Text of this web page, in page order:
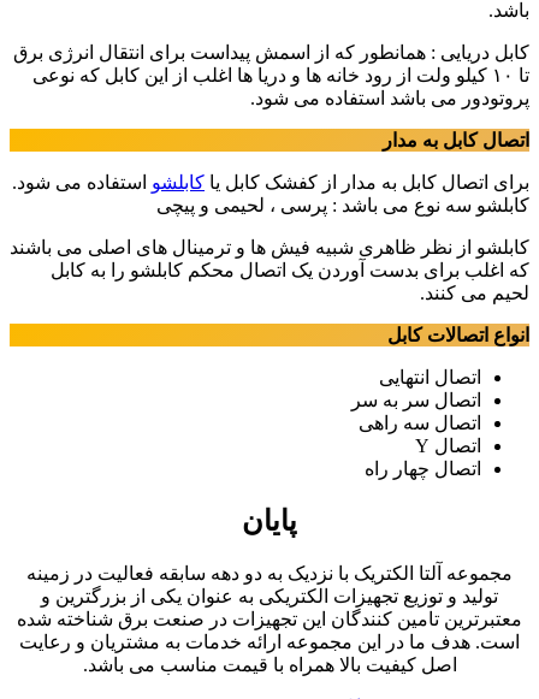
باشد.
کابل دریایی : همانطور که از اسمش پیداست برای انتقال انرژی برق
تا ۱۰ کیلو ولت از رود خانه ها و دریا ها اغلب از این کابل که نوعی
پروتودور می باشد استفاده می شود.
اتصال کابل به مدار
برای اتصال کابل به مدار از کفشک کابل یا کابلشو استفاده می شود.
کابلشو سه نوع می باشد : پرسی ، لحیمی و پیچی
کابلشو از نظر ظاهری شبیه فیش ها و ترمینال های اصلی می باشند
که اغلب برای بدست آوردن یک اتصال محکم کابلشو را به کابل
لحیم می کنند.
انواع اتصالات کابل
اتصال انتهایی
اتصال سر به سر
اتصال سه راهی
اتصال Y
اتصال چهار راه
پایان
مجموعه آلتا الکتریک با نزدیک به دو دهه سابقه فعالیت در زمینه
تولید و توزیع تجهیزات الکتریکی به عنوان یکی از بزرگترین و
معتبرترین تامین کنندگان این تجهیزات در صنعت برق شناخته شده
است. هدف ما در این مجموعه ارائه خدمات به مشتریان و رعایت
اصل کیفیت بالا همراه با قیمت مناسب می باشد.